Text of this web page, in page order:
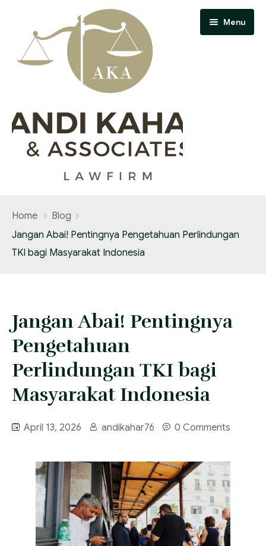
Menu
About Us
Our Team
Contact Us
Blog
Home
Blog
Jangan Abai! Pentingnya Pengetahuan Perlindungan
TKI bagi Masyarakat Indonesia
Jangan Abai! Pentingnya
Pengetahuan
Perlindungan TKI bagi
Masyarakat Indonesia
April 13, 2026 andikahar76 0 Comments